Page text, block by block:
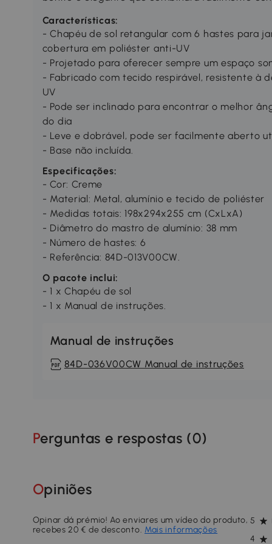
Características:
- Chapéu de sol retangular com 6 hastes para
cobertura em poliéster anti-UV
- Projetado para oferecer sempre um espaço
- Fabricado com tecido respirável, resistente à
UV
- Pode ser inclinado para encontrar o melhor
do dia
- Leve e dobrável, pode ser facilmente aberto
- Base não incluída.
Especificações:
- Cor: Creme
- Material: Metal, alumínio e tecido de poliéster
- Medidas totais: 198x294x255 cm (CxLxA)
- Diâmetro do mastro de alumínio: 38 mm
- Número de hastes: 6
- Referência: 84D-013V00CW.
O pacote inclui:
- 1 x Chapéu de sol
- 1 x Manual de instruções.
Manual de instruções
84D-036V00CW Manual de instruções
Perguntas e respostas (0)
Opiniões
Opinar dá prémio! Ao enviares um vídeo do produto,
recebes 20 € de desconto. Mais informações
4
5